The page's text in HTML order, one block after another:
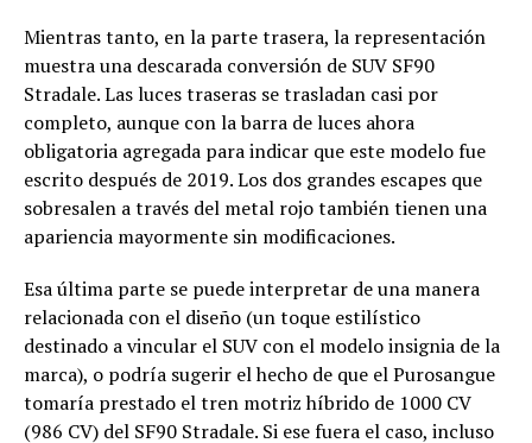
Mientras tanto, en la parte trasera, la representación
muestra una descarada conversión de SUV SF90
Stradale. Las luces traseras se trasladan casi por
completo, aunque con la barra de luces ahora
obligatoria agregada para indicar que este modelo fue
escrito después de 2019. Los dos grandes escapes que
sobresalen a través del metal rojo también tienen una
apariencia mayormente sin modificaciones.
Esa última parte se puede interpretar de una manera
relacionada con el diseño (un toque estilístico
destinado a vincular el SUV con el modelo insignia de la
marca), o podría sugerir el hecho de que el Purosangue
tomaría prestado el tren motriz híbrido de 1000 CV
(986 CV) del SF90 Stradale. Si ese fuera el caso, incluso